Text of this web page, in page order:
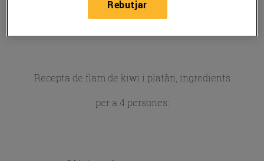
Recepta de flam de kiwi i platàn, ingredients
per a 4 persones:
Rebutjar